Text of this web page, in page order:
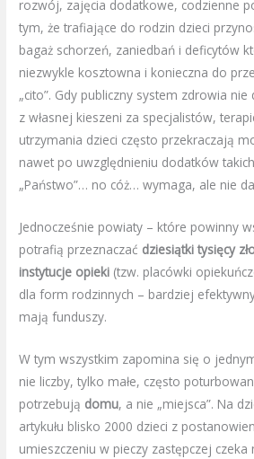
rozwój, zajęcia dodatkowe, codzienne
tym, że trafiające do rodzin dzieci
bagaż schorzeń, zaniedbań i deficytów
niezwykle kosztowna i konieczna do
„cito”. Gdy publiczny system zdrowia nie
z własnej kieszeni za specjalistów,
utrzymania dzieci często przekraczają
nawet po uwzględnieniu dodatków
„Państwo”… no cóż… wymaga, ale nie
Jednocześnie powiaty – które powinny
potrafią przeznaczać dziesiątki tysięcy
instytucje opieki (tzw. placówki
dla form rodzinnych – bardziej
mają funduszy.
W tym wszystkim zapomina się o
nie liczby, tylko małe, często
potrzebują domu, a nie „miejsca”. Na
artykułu blisko 2000 dzieci z
umieszczeniu w pieczy zastępczej